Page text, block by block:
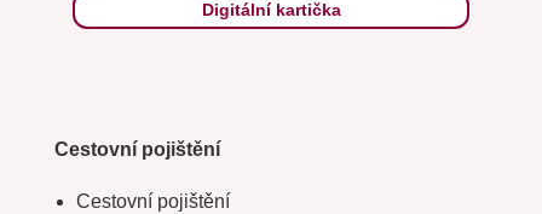
Digitální kartička
Cestovní pojištění
Cestovní pojištění